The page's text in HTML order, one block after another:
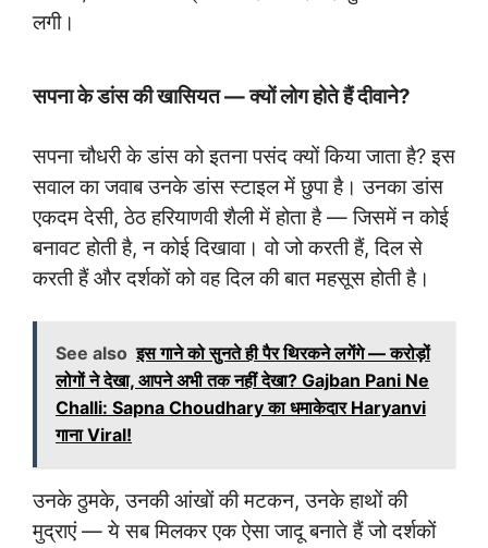
लगी।
सपना के डांस की खासियत — क्यों लोग होते हैं दीवाने?
सपना चौधरी के डांस को इतना पसंद क्यों किया जाता है? इस
सवाल का जवाब उनके डांस स्टाइल में छुपा है। उनका डांस
एकदम देसी, ठेठ हरियाणवी शैली में होता है — जिसमें न कोई
बनावट होती है, न कोई दिखावा। वो जो करती हैं, दिल से
करती हैं और दर्शकों को वह दिल की बात महसूस होती है।
See also इस गाने को सुनते ही पैर थिरकने लगेंगे — करोड़ों
लोगों ने देखा, आपने अभी तक नहीं देखा? Gajban Pani Ne
Challi: Sapna Choudhary का धमाकेदार Haryanvi
गाना Viral!
उनके ठुमके, उनकी आंखों की मटकन, उनके हाथों की
मुद्राएं — ये सब मिलकर एक ऐसा जादू बनाते हैं जो दर्शकों